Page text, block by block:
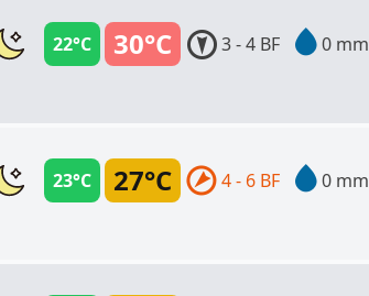
30°C
22°C 3 - 4 BF 0 mm
27°C
23°C 4 - 6 BF 0 mm